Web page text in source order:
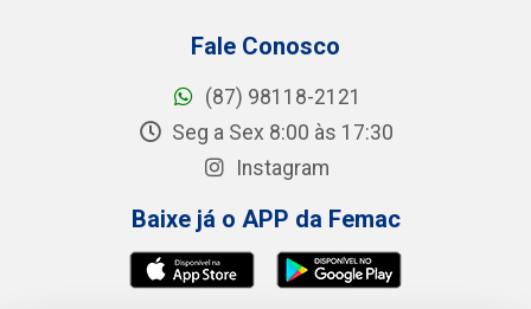
Fale Conosco
(87) 98118-2121
Seg a Sex 8:00 às 17:30
Instagram
Baixe já o APP da Femac